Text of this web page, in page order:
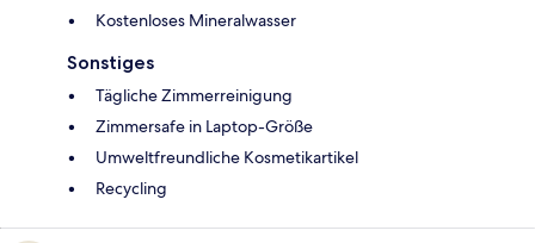
Kostenloses Mineralwasser
Sonstiges
Tägliche Zimmerreinigung
Zimmersafe in Laptop-Größe
Umweltfreundliche Kosmetikartikel
Recycling